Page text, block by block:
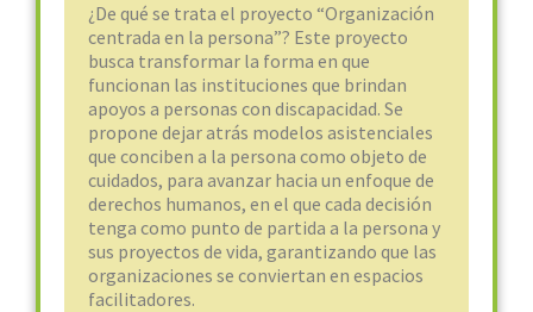
¿De qué se trata el proyecto “Organización
centrada en la persona”? Este proyecto
busca transformar la forma en que
funcionan las instituciones que brindan
apoyos a personas con discapacidad. Se
propone dejar atrás modelos asistenciales
que conciben a la persona como objeto de
cuidados, para avanzar hacia un enfoque de
derechos humanos, en el que cada decisión
tenga como punto de partida a la persona y
sus proyectos de vida, garantizando que las
organizaciones se conviertan en espacios
facilitadores.